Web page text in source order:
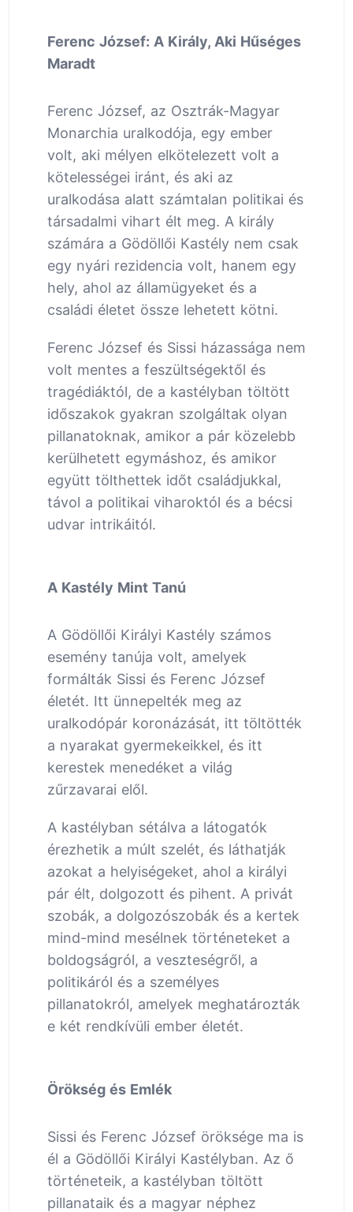
Ferenc József: A Király, Aki Hűséges
Maradt
Ferenc József, az Osztrák-Magyar
Monarchia uralkodója, egy ember
volt, aki mélyen elkötelezett volt a
kötelességei iránt, és aki az
uralkodása alatt számtalan politikai és
társadalmi vihart élt meg. A király
számára a Gödöllői Kastély nem csak
egy nyári rezidencia volt, hanem egy
hely, ahol az államügyeket és a
családi életet össze lehetett kötni.
Ferenc József és Sissi házassága nem
volt mentes a feszültségektől és
tragédiáktól, de a kastélyban töltött
időszakok gyakran szolgáltak olyan
pillanatoknak, amikor a pár közelebb
kerülhetett egymáshoz, és amikor
együtt tölthettek időt családjukkal,
távol a politikai viharoktól és a bécsi
udvar intrikáitól.
A Kastély Mint Tanú
A Gödöllői Királyi Kastély számos
esemény tanúja volt, amelyek
formálták Sissi és Ferenc József
életét. Itt ünnepelték meg az
uralkodópár koronázását, itt töltötték
a nyarakat gyermekeikkel, és itt
kerestek menedéket a világ
zűrzavarai elől.
A kastélyban sétálva a látogatók
érezhetik a múlt szelét, és láthatják
azokat a helyiségeket, ahol a királyi
pár élt, dolgozott és pihent. A privát
szobák, a dolgozószobák és a kertek
mind-mind mesélnek történeteket a
boldogságról, a veszteségről, a
politikáról és a személyes
pillanatokról, amelyek meghatározták
e két rendkívüli ember életét.
Örökség és Emlék
Sissi és Ferenc József öröksége ma is
él a Gödöllői Királyi Kastélyban. Az ő
történeteik, a kastélyban töltött
pillanataik és a magyar néphez